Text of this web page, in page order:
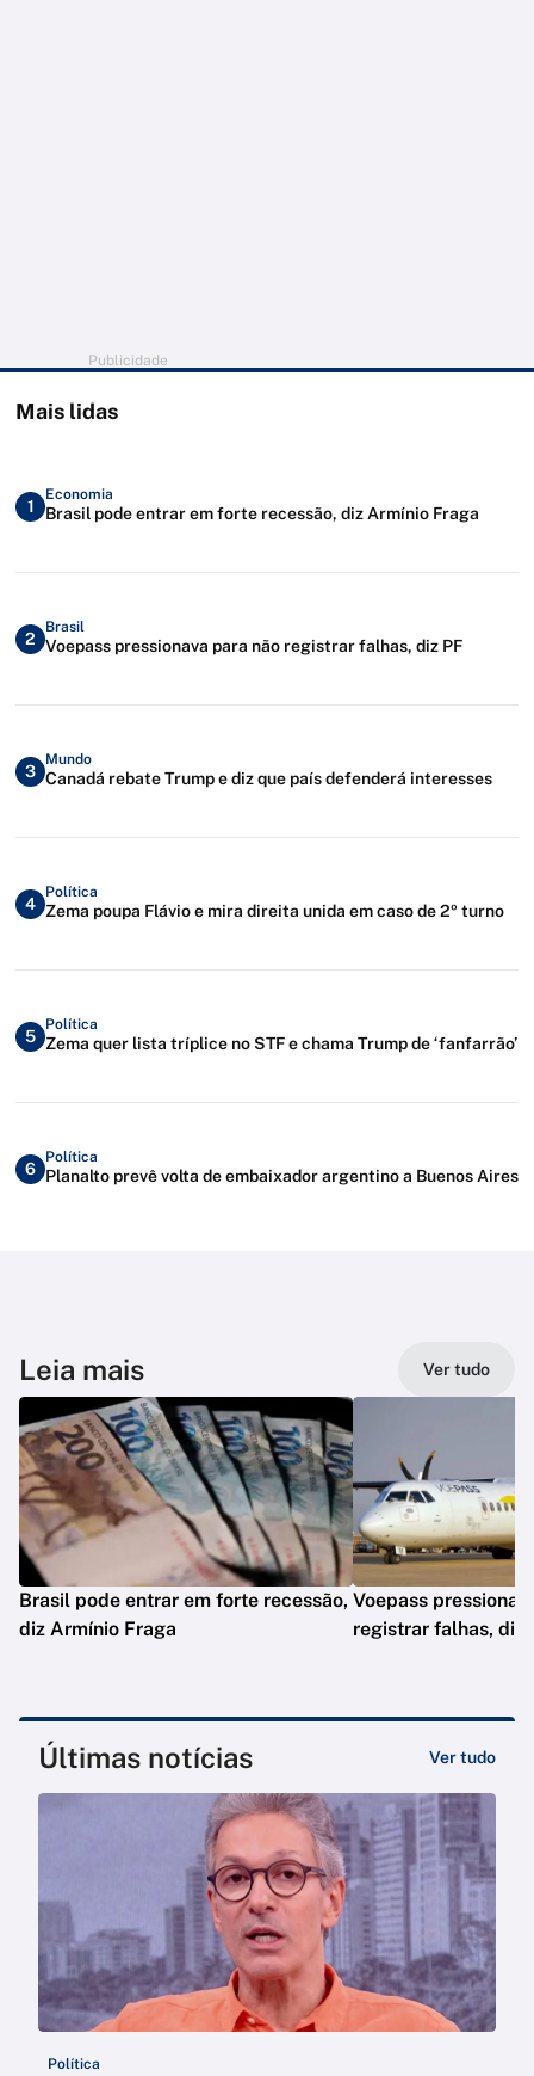
Publicidade
Mais lidas
1
Economia
Brasil pode entrar em forte recessão, diz Armínio Fraga
2
Brasil
Voepass pressionava para não registrar falhas, diz PF
3
Mundo
Canadá rebate Trump e diz que país defenderá interesses
4
Política
Zema poupa Flávio e mira direita unida em caso de 2º turno
5
Política
Zema quer lista tríplice no STF e chama Trump de ‘fanfarrão’
6
Política
Planalto prevê volta de embaixador argentino a Buenos Aires
Leia mais Ver tudo
Brasil pode entrar em forte recessão,
diz Armínio Fraga
Voepass
registrar falhas, diz
Últimas notícias Ver tudo
Política